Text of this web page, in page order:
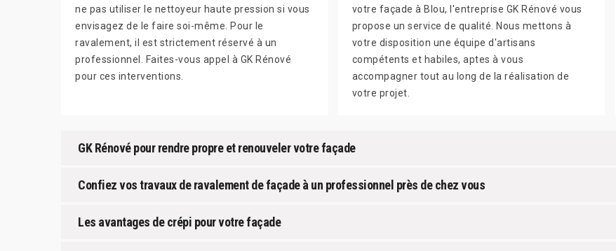
ne pas utiliser le nettoyeur haute pression si vous
envisagez de le faire soi-même. Pour le
ravalement, il est strictement réservé à un
professionnel. Faites-vous appel à GK Rénové
pour ces interventions.
votre façade à Blou, l'entreprise GK Rénové vous
propose un service de qualité. Nous mettons à
votre disposition une équipe d'artisans
compétents et habiles, aptes à vous
accompagner tout au long de la réalisation de
votre projet.
GK Rénové pour rendre propre et renouveler votre façade
Confiez vos travaux de ravalement de façade à un professionnel près de chez vous
Les avantages de crépi pour votre façade